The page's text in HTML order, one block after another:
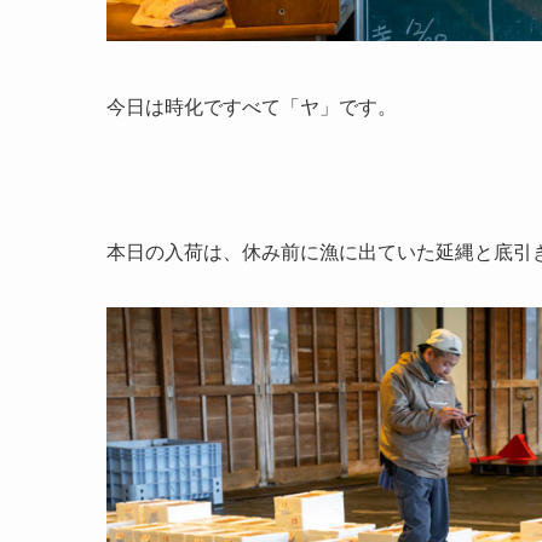
今日は時化ですべて「ヤ」です。
本日の入荷は、休み前に漁に出ていた延縄と底引